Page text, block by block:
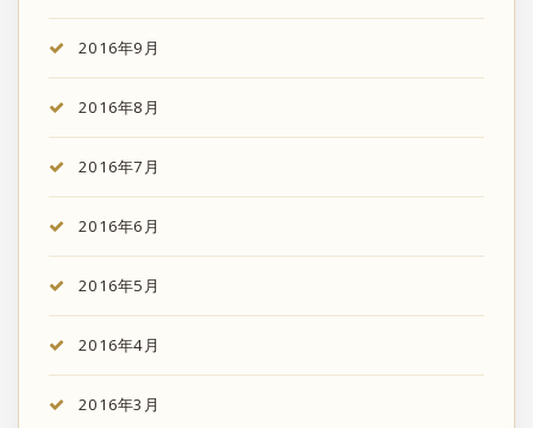
2016年9月
2016年8月
2016年7月
2016年6月
2016年5月
2016年4月
2016年3月